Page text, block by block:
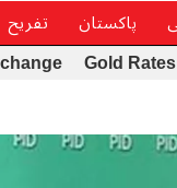
پاکستان تفریح
Gold Rates